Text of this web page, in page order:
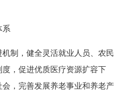
体系
制，健全灵活就业人员、农民
，促进优质医疗资源扩容下
，完善发展养老事业和养老产